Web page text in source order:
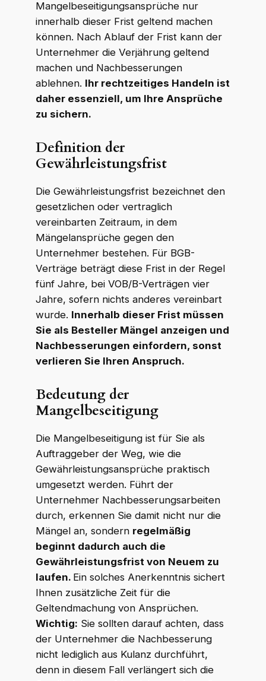
Mangelbeseitigungsansprüche nur
innerhalb dieser Frist geltend machen
können. Nach Ablauf der Frist kann der
Unternehmer die Verjährung geltend
machen und Nachbesserungen
ablehnen. Ihr rechtzeitiges Handeln ist
daher essenziell, um Ihre Ansprüche
zu sichern.
Definition der
Gewährleistungsfrist
Die Gewährleistungsfrist bezeichnet den
gesetzlichen oder vertraglich
vereinbarten Zeitraum, in dem
Mängelansprüche gegen den
Unternehmer bestehen. Für BGB-
Verträge beträgt diese Frist in der Regel
fünf Jahre, bei VOB/B-Verträgen vier
Jahre, sofern nichts anderes vereinbart
wurde. Innerhalb dieser Frist müssen
Sie als Besteller Mängel anzeigen und
Nachbesserungen einfordern, sonst
verlieren Sie Ihren Anspruch.
Bedeutung der
Mangelbeseitigung
Die Mangelbeseitigung ist für Sie als
Auftraggeber der Weg, wie die
Gewährleistungsansprüche praktisch
umgesetzt werden. Führt der
Unternehmer Nachbesserungsarbeiten
durch, erkennen Sie damit nicht nur die
Mängel an, sondern regelmäßig
beginnt dadurch auch die
Gewährleistungsfrist von Neuem zu
laufen. Ein solches Anerkenntnis sichert
Ihnen zusätzliche Zeit für die
Geltendmachung von Ansprüchen.
Wichtig: Sie sollten darauf achten, dass
der Unternehmer die Nachbesserung
nicht lediglich aus Kulanz durchführt,
denn in diesem Fall verlängert sich die